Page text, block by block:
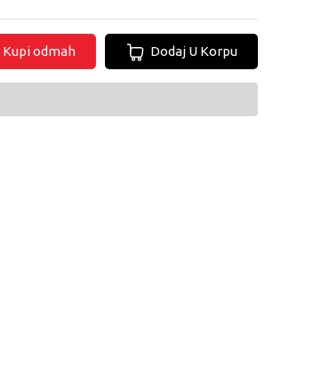
Dodaj U Korpu
Kupi odmah